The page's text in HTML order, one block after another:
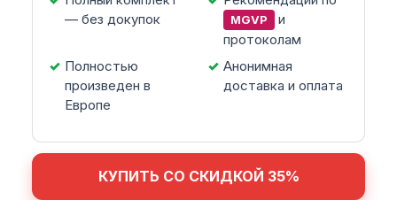
— без докупок
MGVP
и
протоколам
Полностью
произведен в
Европе
Анонимная
доставка и оплата
КУПИТЬ СО СКИДКОЙ 35%